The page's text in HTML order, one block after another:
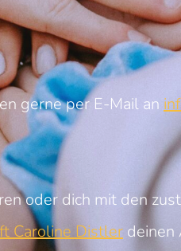
gerne per E-Mail an
oder dich mit den
Caroline Distler deinen